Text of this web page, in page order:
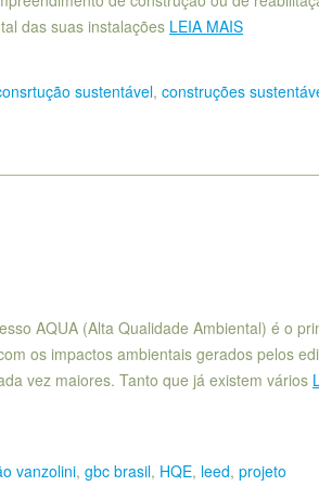
das suas instalações LEIA MAIS
sustentável, construções
AQUA (Alta Qualidade Ambiental) é o
os impactos ambientais gerados pelos
vez maiores. Tanto que já existem vários
vanzolini, gbc brasil, HQE, leed, projeto